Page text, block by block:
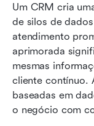
Um CRM cria
de silos de
atendimento
aprimorada
mesmas
cliente contínuo.
baseadas em
o negócio com